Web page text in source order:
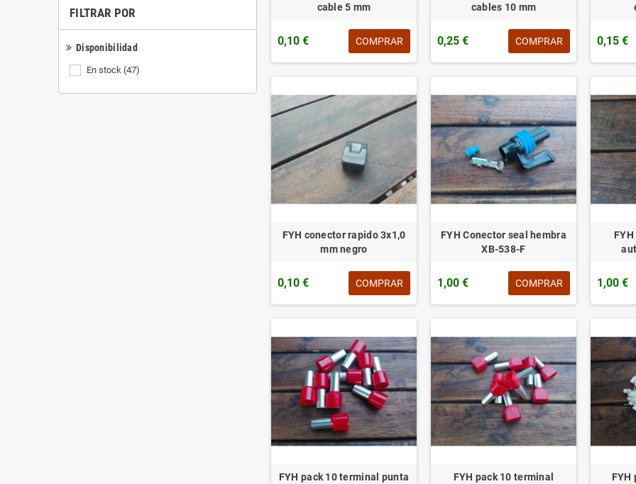
FILTRAR POR
Disponibilidad
En stock (47)
cable 5 mm
0,10 € COMPRAR
cables 10 mm
0,25 € COMPRAR 0,15 €
FYH conector rapido 3x1,0
mm negro
0,10 € COMPRAR
FYH Conector seal hembra
XB-538-F
1,00 € COMPRAR 1,00 €
FYH pack 10 terminal punta
FYH pack 10 terminal
FYH